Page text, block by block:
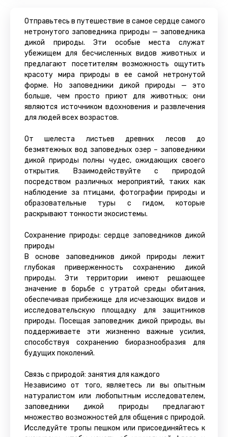
Отправьтесь в путешествие в самое сердце самого
нетронутого заповедника природы — заповедника
дикой природы. Эти особые места служат
убежищем для бесчисленных видов животных и
предлагают посетителям возможность ощутить
красоту мира природы в ее самой нетронутой
форме. Но заповедники дикой природы — это
больше, чем просто приют для животных; они
являются источником вдохновения и развлечения
для людей всех возрастов.
От шелеста листьев древних лесов до
безмятежных вод заповедных озер – заповедники
дикой природы полны чудес, ожидающих своего
открытия. Взаимодействуйте с природой
посредством различных мероприятий, таких как
наблюдение за птицами, фотографии природы и
образовательные туры с гидом, которые
раскрывают тонкости экосистемы.
Сохранение природы: сердце заповедников дикой
природы
В основе заповедников дикой природы лежит
глубокая приверженность сохранению дикой
природы. Эти территории имеют решающее
значение в борьбе с утратой среды обитания,
обеспечивая прибежище для исчезающих видов и
исследовательскую площадку для защитников
природы. Посещая заповедник дикой природы, вы
поддерживаете эти жизненно важные усилия,
способствуя сохранению биоразнообразия для
будущих поколений.
Связь с природой: занятия для каждого
Независимо от того, являетесь ли вы опытным
натуралистом или любопытным исследователем,
заповедники дикой природы предлагают
множество возможностей для общения с природой.
Исследуйте тропы пешком или присоединяйтесь к